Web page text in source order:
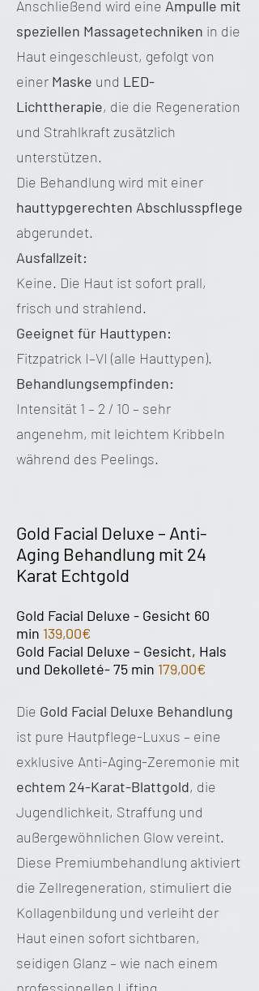
Anschließend wird eine Ampulle mit
speziellen Massagetechniken in die
Haut eingeschleust, gefolgt von
einer Maske und LED-
Lichttherapie, die die Regeneration
und Strahlkraft zusätzlich
unterstützen.
Die Behandlung wird mit einer
hauttypgerechten Abschlusspflege
abgerundet.
Ausfallzeit:
Keine. Die Haut ist sofort prall,
frisch und strahlend.
Geeignet für Hauttypen:
Fitzpatrick I–VI (alle Hauttypen).
Behandlungsempfinden:
Intensität 1 – 2 / 10 – sehr
angenehm, mit leichtem Kribbeln
während des Peelings.
Gold Facial Deluxe – Anti-
Aging Behandlung mit 24
Karat Echtgold
Gold Facial Deluxe - Gesicht 60
min 139,00€
Gold Facial Deluxe – Gesicht, Hals
und Dekolleté- 75 min 179,00€
Die Gold Facial Deluxe Behandlung
ist pure Hautpflege-Luxus – eine
exklusive Anti-Aging-Zeremonie mit
echtem 24-Karat-Blattgold, die
Jugendlichkeit, Straffung und
außergewöhnlichen Glow vereint.
Diese Premiumbehandlung aktiviert
die Zellregeneration, stimuliert die
Kollagenbildung und verleiht der
Haut einen sofort sichtbaren,
seidigen Glanz – wie nach einem